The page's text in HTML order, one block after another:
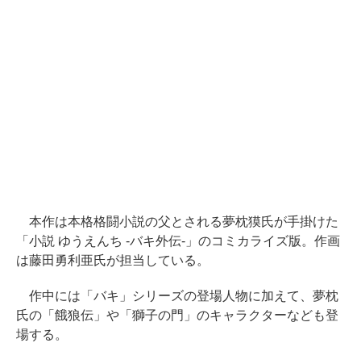
本作は本格格闘小説の父とされる夢枕獏氏が手掛けた
「小説 ゆうえんち -バキ外伝-」のコミカライズ版。作画
は藤田勇利亜氏が担当している。
作中には「バキ」シリーズの登場人物に加えて、夢枕
氏の「餓狼伝」や「獅子の門」のキャラクターなども登
場する。